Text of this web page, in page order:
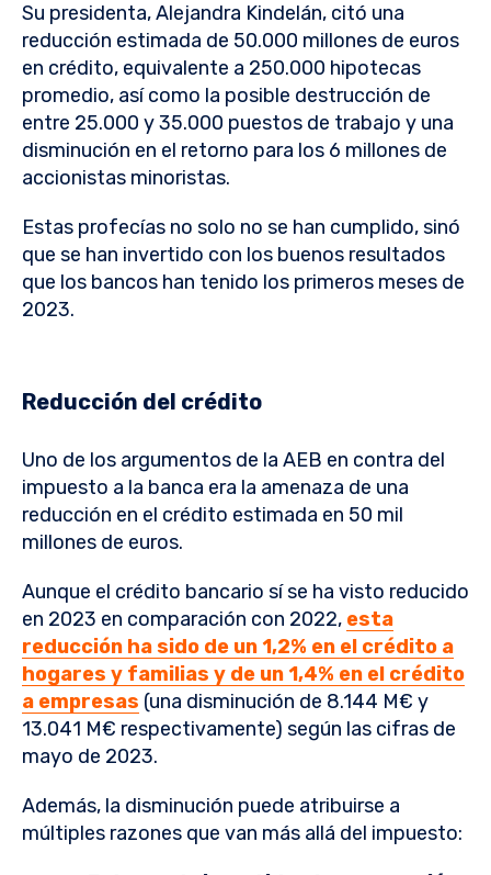
Su presidenta, Alejandra Kindelán, citó una
reducción estimada de 50.000 millones de euros
en crédito, equivalente a 250.000 hipotecas
promedio, así como la posible destrucción de
entre 25.000 y 35.000 puestos de trabajo y una
disminución en el retorno para los 6 millones de
accionistas minoristas.
Estas profecías no solo no se han cumplido, sinó
que se han invertido con los buenos resultados
que los bancos han tenido los primeros meses de
2023.
Reducción del crédito
Uno de los argumentos de la AEB en contra del
impuesto a la banca era la amenaza de una
reducción en el crédito estimada en 50 mil
millones de euros.
Aunque el crédito bancario sí se ha visto reducido
en 2023 en comparación con 2022, esta
reducción ha sido de un 1,2% en el crédito a
hogares y familias y de un 1,4% en el crédito
a empresas (una disminución de 8.144 M€ y
13.041 M€ respectivamente) según las cifras de
mayo de 2023.
Además, la disminución puede atribuirse a
múltiples razones que van más allá del impuesto: